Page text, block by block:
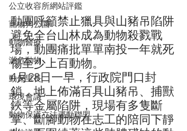
公立收容所網站評鑑
寵物狗公園
動物醫療
瀕危動物
動保里長
環境會議
動物保護立法運動聯盟
動團呼籲禁止獵具與山豬吊陷阱
避免全台山林成為動物殺戮戰
場，動團痛批單單南投一年就死
傷至少上百動物。
4月28日一早，行政院門口封
鎖，地上佈滿百具山豬吊、捕獸
鋏等金屬陷阱，現場有多隻斷
掌、斷腳動物在志工的陪同下靜